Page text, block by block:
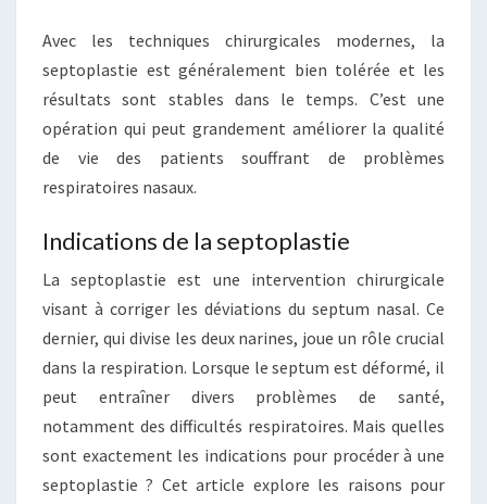
Avec les techniques chirurgicales modernes, la
septoplastie est généralement bien tolérée et les
résultats sont stables dans le temps. C’est une
opération qui peut grandement améliorer la qualité
de vie des patients souffrant de problèmes
respiratoires nasaux.
Indications de la septoplastie
La septoplastie est une intervention chirurgicale
visant à corriger les déviations du septum nasal. Ce
dernier, qui divise les deux narines, joue un rôle crucial
dans la respiration. Lorsque le septum est déformé, il
peut entraîner divers problèmes de santé,
notamment des difficultés respiratoires. Mais quelles
sont exactement les indications pour procéder à une
septoplastie ? Cet article explore les raisons pour